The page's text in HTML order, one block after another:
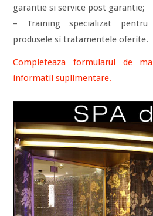
garantie si service post garantie;
– Training specializat pentru
produsele si tratamentele oferite.
Completeaza formularul de
informatii suplimentare.